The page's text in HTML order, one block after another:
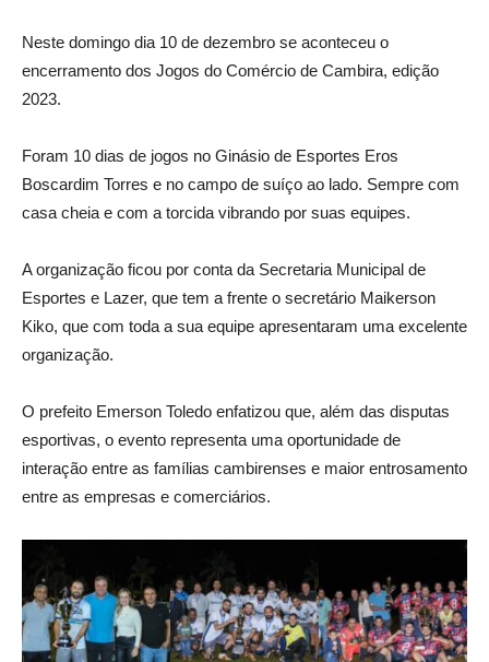
Neste domingo dia 10 de dezembro se aconteceu o
encerramento dos Jogos do Comércio de Cambira, edição
2023.
Foram 10 dias de jogos no Ginásio de Esportes Eros
Boscardim Torres e no campo de suíço ao lado. Sempre com
casa cheia e com a torcida vibrando por suas equipes.
A organização ficou por conta da Secretaria Municipal de
Esportes e Lazer, que tem a frente o secretário Maikerson
Kiko, que com toda a sua equipe apresentaram uma excelente
organização.
O prefeito Emerson Toledo enfatizou que, além das disputas
esportivas, o evento representa uma oportunidade de
interação entre as famílias cambirenses e maior entrosamento
entre as empresas e comerciários.